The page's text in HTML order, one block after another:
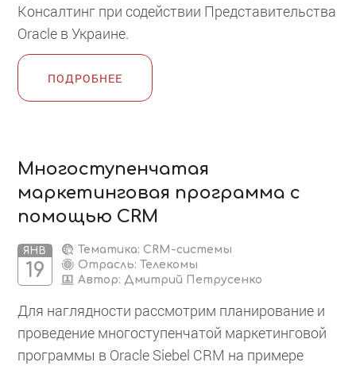
Консалтинг при содействии Представительства
Oracle в Украине.
ПОДРОБНЕЕ
Многоступенчатая
маркетинговая программа с
помощью CRM
ЯНВ
19
Тематика: CRM-системы
Отрасль: Телекомы
Автор:Дмитрий Петрусенко
Для наглядности рассмотрим планирование и
проведение многоступенчатой маркетинговой
программы в Oracle Siebel CRM на примере